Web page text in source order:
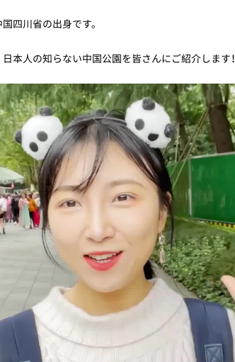
四川省の出身です。
人の知らない中国公園を皆さんにご紹介します！